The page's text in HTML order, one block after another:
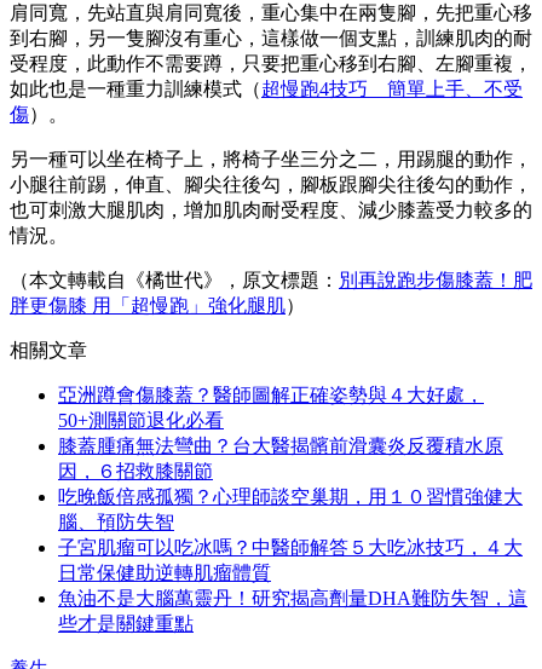
肩同寬，先站直與肩同寬後，重心集中在兩隻腳，先把重心移
到右腳，另一隻腳沒有重心，這樣做一個支點，訓練肌肉的耐
受程度，此動作不需要蹲，只要把重心移到右腳、左腳重複，
如此也是一種重力訓練模式（超慢跑4技巧 簡單上手、不受
傷）。
另一種可以坐在椅子上，將椅子坐三分之二，用踢腿的動作，
小腿往前踢，伸直、腳尖往後勾，腳板跟腳尖往後勾的動作，
也可刺激大腿肌肉，增加肌肉耐受程度、減少膝蓋受力較多的
情況。
（本文轉載自《橘世代》，原文標題： 別再說跑步傷膝蓋！肥
胖更傷膝 用「超慢跑」強化腿肌）
相關文章
亞洲蹲會傷膝蓋？醫師圖解正確姿勢與４大好處，
50+測關節退化必看
膝蓋腫痛無法彎曲？台大醫揭髕前滑囊炎反覆積水原
因，６招救膝關節
吃晚飯倍感孤獨？心理師談空巢期，用１０習慣強健大
腦、預防失智
子宮肌瘤可以吃冰嗎？中醫師解答５大吃冰技巧，４大
日常保健助逆轉肌瘤體質
魚油不是大腦萬靈丹！研究揭高劑量DHA難防失智，這
些才是關鍵重點